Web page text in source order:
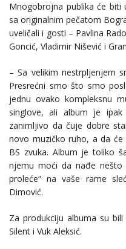
Mnogobrojna publika će biti
sa originalnim pečatom
uveličali i gosti – Pavlina
Goncić, Vladimir Nišević i
– Sa velikim nestrpljenjem
Presrećni smo što smo
jednu ovako kompleksnu
singlove, ali album je
zanimljivo da čuje dobre
novo muzičko ruho, a da
BS zvuka. Album je toliko
njemu moći da nađe nešto
proleće“ na vaše rame
Dimović.
Za produkciju albuma su
Silent i Vuk Aleksić.